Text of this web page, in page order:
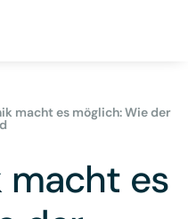
macht es möglich: Wie der
macht es